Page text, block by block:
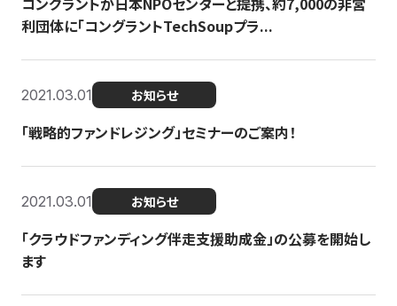
利団体に「コングラントTechSoupプラ...
2021.03.01 お知らせ
「戦略的ファンドレジング」セミナーのご案内！
2021.03.01 お知らせ
「クラウドファンディング伴走支援助成金」の公募を開始し
ます